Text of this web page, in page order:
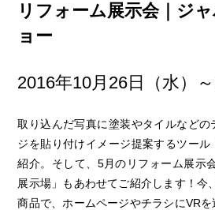
リフォーム展示会｜ジ
ョー
2016年10月26日（水）～
取り込んだ写真に塗装やタイルなどの
ジを貼り付けイメージ提案するツー
紹介。そして、5月のリフォーム展示
展示場」もあわせてご紹介します！今
商品で、ホームページやチラシにVR